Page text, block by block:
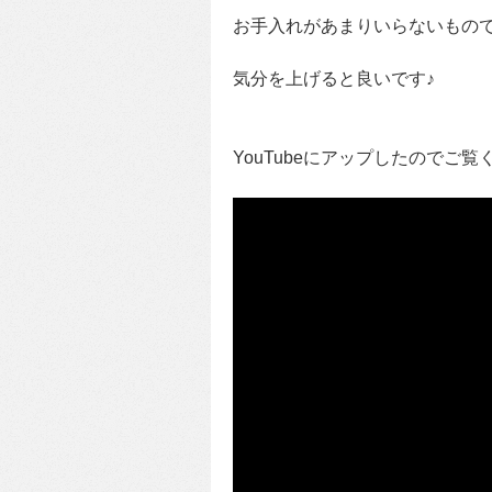
お手入れがあまりいらないもの
気分を上げると良いです♪
YouTubeにアップしたのでご覧